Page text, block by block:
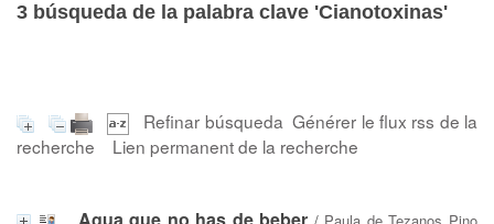
3 búsqueda de la palabra clave 'Cianotoxinas'
Refinar búsqueda Générer le flux rss de la
recherche
Lien permanent de la recherche